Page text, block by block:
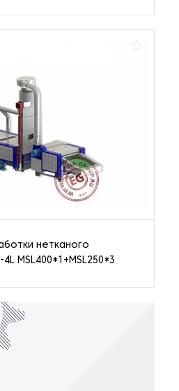
нетканого
MSL400*1+MSL250*3